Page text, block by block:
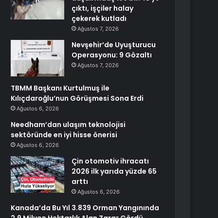
çıktı, işçiler halay
çekerek kutladı
Ağustos 7, 2026
Nevşehir’de Uyuşturucu
Operasyonu: 9 Gözaltı
Ağustos 7, 2026
TBMM Başkanı Kurtulmuş ile
Kılıçdaroğlu’nun Görüşmesi Sona Erdi
Ağustos 6, 2026
Needham’dan ulaşım teknolojisi
sektöründe en iyi hisse önerisi
Ağustos 6, 2026
Çin otomotiv ihracatı
2026 ilk yarıda yüzde 65
arttı
Ağustos 6, 2026
Kanada’da Bu Yıl 3.839 Orman Yangınında